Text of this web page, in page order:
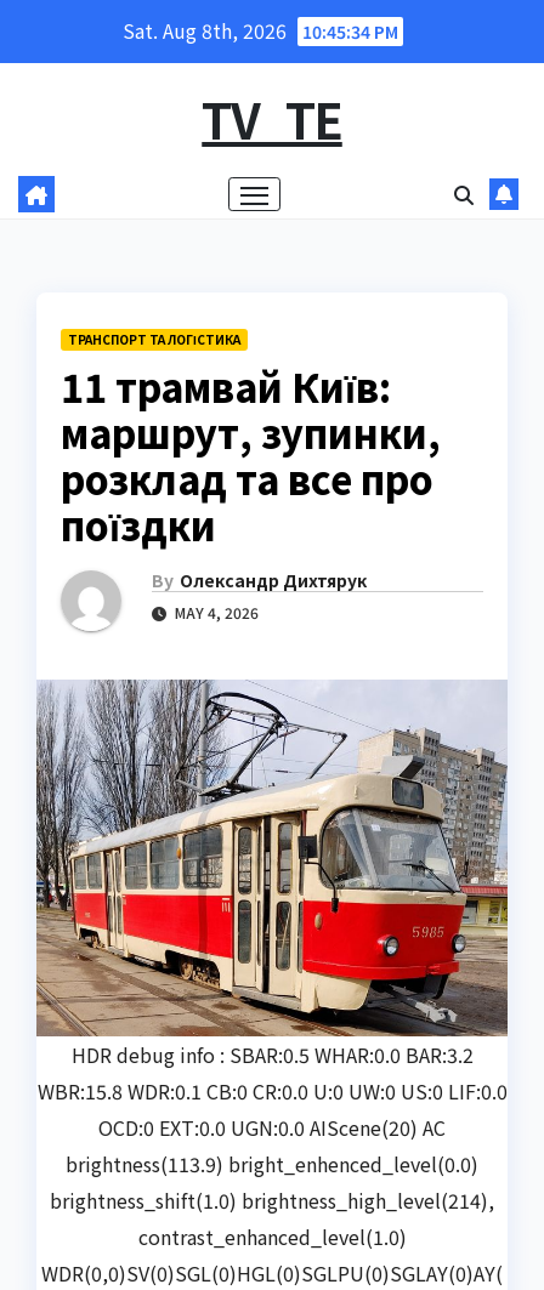
Sat. Aug 8th, 2026 10:45:36 PM
TV_TE
ТРАНСПОРТ ТА ЛОГІСТИКА
11 трамвай Київ:
маршрут, зупинки,
розклад та все про
поїздки
By Олександр Дихтярук
MAY 4, 2026
HDR debug info : SBAR:0.5 WHAR:0.0 BAR:3.2
WBR:15.8 WDR:0.1 CB:0 CR:0.0 U:0 UW:0 US:0 LIF:0.0
OCD:0 EXT:0.0 UGN:0.0 AIScene(20) AC
brightness(113.9) bright_enhenced_level(0.0)
brightness_shift(1.0) brightness_high_level(214),
contrast_enhanced_level(1.0)
WDR(0,0)SV(0)SGL(0)HGL(0)SGLPU(0)SGLAY(0)AY(